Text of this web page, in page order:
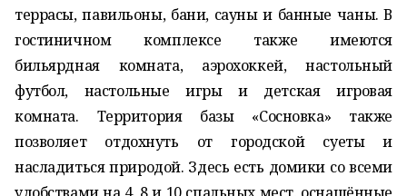
террасы, павильоны, бани, сауны и банные чаны. В
гостиничном комплексе также имеются
бильярдная комната, аэрохоккей, настольный
футбол, настольные игры и детская игровая
комната. Территория базы «Сосновка» также
позволяет отдохнуть от городской суеты и
насладиться природой. Здесь есть домики со всеми